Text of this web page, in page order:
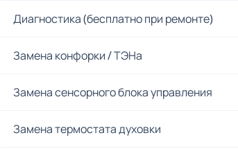
Диагностика (бесплатно при ремонте)
Замена конфорки / ТЭНа
Замена сенсорного блока управления
Замена термостата духовки